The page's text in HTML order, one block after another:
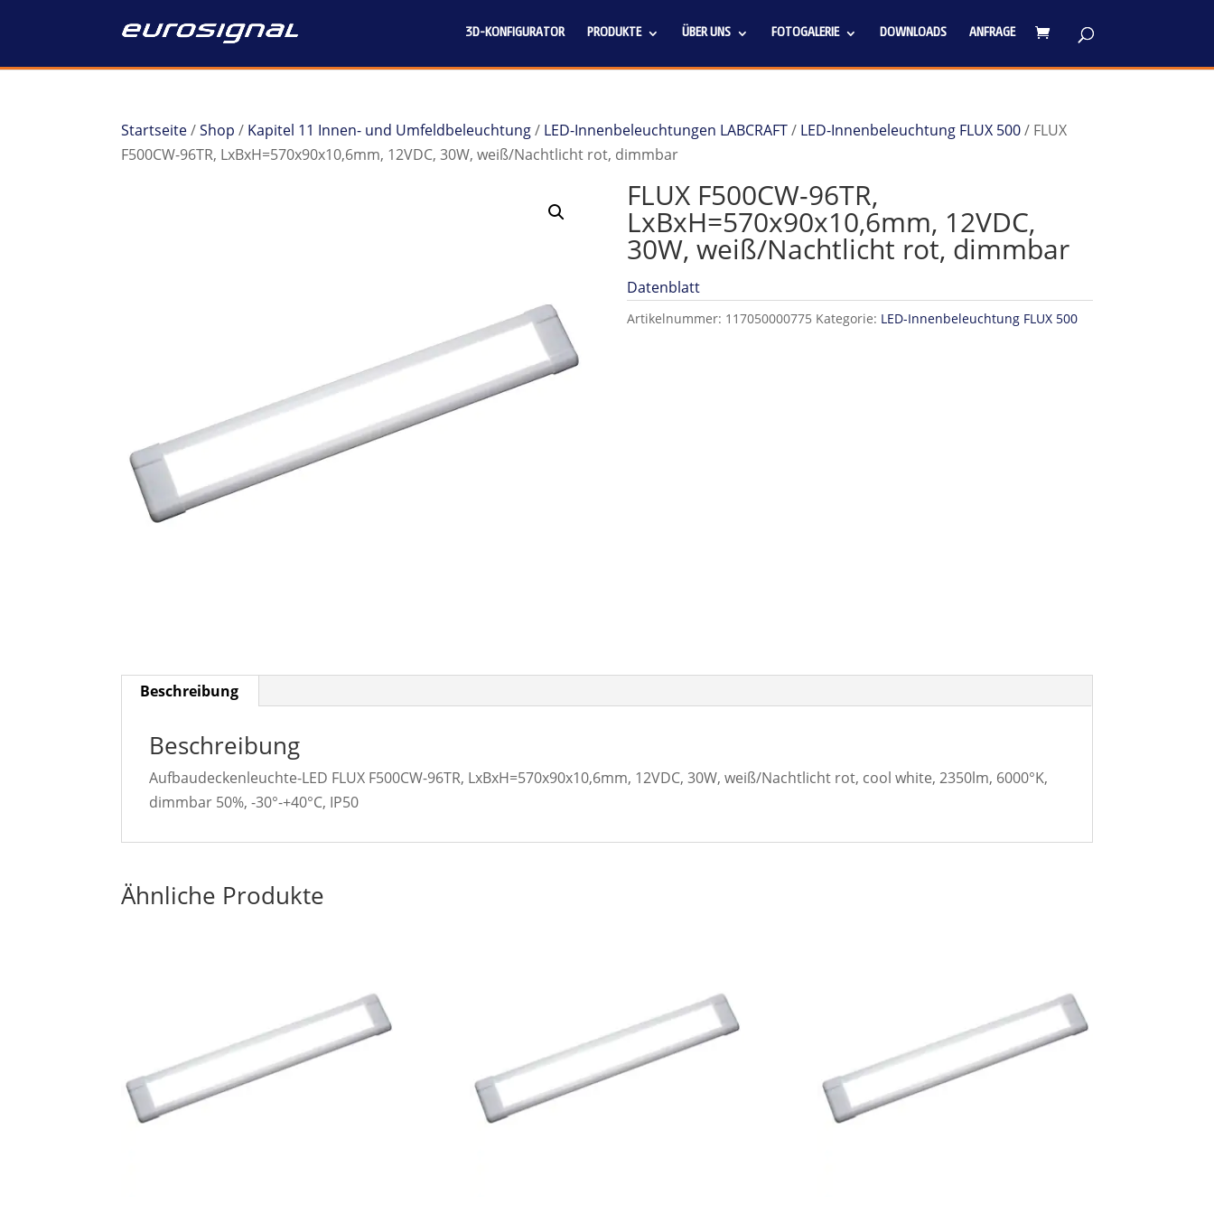
3D-KONFIGURATOR PRODUKTE ÜBER UNS FOTOGALERIE DOWNLOADS ANFRAGE
Startseite/Shop / Kapitel 11 Innen- und Umfeldbeleuchtung/ LED-Innenbeleuchtungen LABCRAFT/ LED-Innenbeleuchtung FLUX 500/ FLUX
F500CW-96TR, LxBxH=570x90x10,6mm, 12VDC, 30W, weiß/Nachtlicht rot, dimmbar
FLUX F500CW-96TR,
LxBxH=570x90x10,6mm, 12VDC,
30W, weiß/Nachtlicht rot, dimmbar
Datenblatt
Artikelnummer: 117050000775 Kategorie: LED-Innenbeleuchtung FLUX 500
Beschreibung
Beschreibung
Aufbaudeckenleuchte-LED FLUX F500CW-96TR, LxBxH=570x90x10,6mm, 12VDC, 30W, weiß/Nachtlicht rot, cool white, 2350lm, 6000°K,
dimmbar 50%, -30°-+40°C, IP50
Ähnliche Produkte